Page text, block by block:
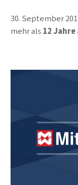
30. September
mehr als 12